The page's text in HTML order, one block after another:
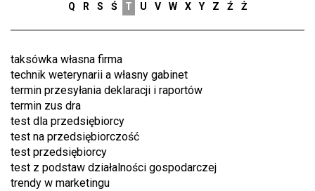
Q
R S Ś T U V W X Y Z Ź Ż
taksówka własna firma
technik weterynarii a własny gabinet
termin przesyłania deklaracji i raportów
termin zus dra
test dla przedsiębiorcy
test na przedsiębiorczość
test przedsiębiorcy
test z podstaw działalności gospodarczej
trendy w marketingu